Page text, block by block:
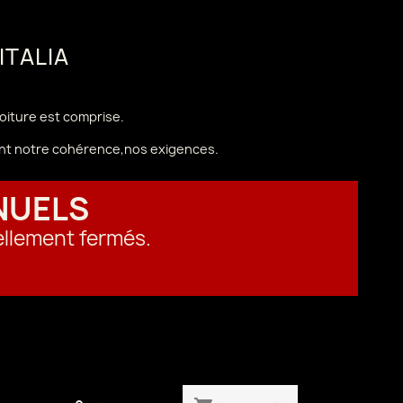
ITALIA
est comprise.
notre cohérence,nos exigences.
fermés.